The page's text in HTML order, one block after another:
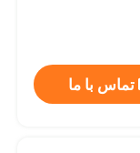
تماس با ما